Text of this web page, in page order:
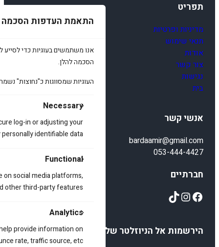
התאמת העדפות הסכמה
אנו משתמשים בעוגיות כדי לסייע
הסכמה להלן.
העוגיות שמסווגות כ"נחוצות"
Necessary
log-in or adjusting your
identifiable data.
Functional
social media platforms,
other third-party features.
Analytics
provide information on
rate, traffic source, etc.
תפריט
מדיניות ופרטיות
תנאי שימוש
אודות
צור קשר
נגישות
בית
אנשי קשר
bardaamir@gmail.com
053-444-4427
חברתיים
Facebook
Instagram
TikTok
הירשמות אל הניוזלטר שלנו